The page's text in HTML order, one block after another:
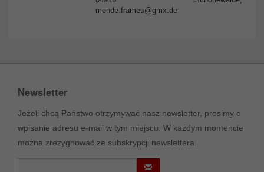
mende.frames@gmx.de
Newsletter
Jeżeli chcą Państwo otrzymywać nasz newsletter, prosimy o
wpisanie adresu e-mail w tym miejscu. W każdym momencie
można zrezygnować ze subskrypcji newslettera.